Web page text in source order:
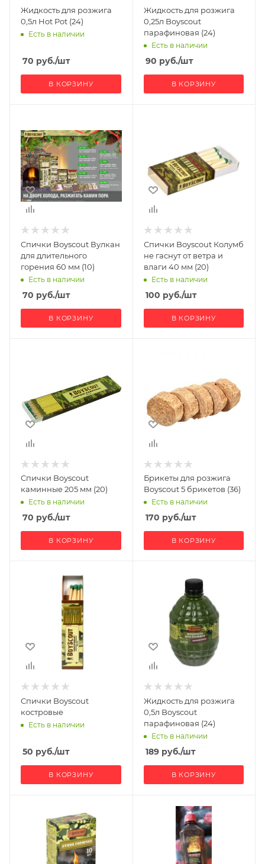
Жидкость для розжига
0,5л Hot Pot (24)
Есть в наличии
70 руб./шт
В КОРЗИНУ
Жидкость для розжига
0,25л Boyscout
парафиновая (24)
Есть в наличии
90 руб./шт
В КОРЗИНУ
Спички Boyscout Вулкан
для длительного
горения 60 мм (10)
Есть в наличии
70 руб./шт
В КОРЗИНУ
Спички Boyscout Колумб
не гаснут от ветра и
влаги 40 мм (20)
Есть в наличии
100 руб./шт
В КОРЗИНУ
Спички Boyscout
каминные 205 мм (20)
Есть в наличии
70 руб./шт
В КОРЗИНУ
Брикеты для розжига
Boyscout 5 брикетов (36)
Есть в наличии
170 руб./шт
В КОРЗИНУ
Спички Boyscout
костровые
Есть в наличии
50 руб./шт
В КОРЗИНУ
Жидкость для розжига
0,5л Boyscout
парафиновая (24)
Есть в наличии
189руб./шт
В КОРЗИНУ